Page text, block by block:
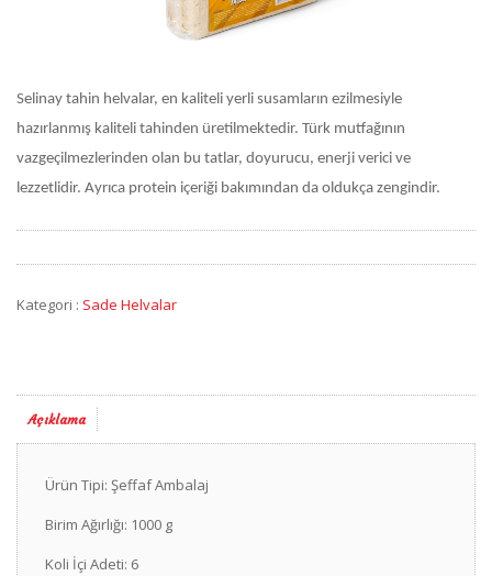
Selinay tahin helvalar, en kaliteli yerli susamların ezilmesiyle
hazırlanmış kaliteli tahinden üretilmektedir. Türk mutfağının
vazgeçilmezlerinden olan bu tatlar, doyurucu, enerji verici ve
lezzetlidir. Ayrıca protein içeriği bakımından da oldukça zengindir.
Kategori : Sade Helvalar
Açıklama
Ürün Tipi: Şeffaf Ambalaj
Birim Ağırlığı: 1000 g
Koli İçi Adeti: 6